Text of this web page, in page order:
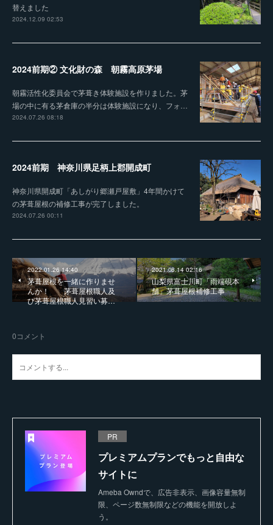
替えました
2024.12.09 02:53
2024前期② 文化財の森 朝霧高原茅場
朝霧活性化委員会で茅葺き体験施設を作りました。茅
場の中に有る茅倉庫の半分は体験施設になり、フォ…
2024.07.26 08:18
2024前期 神奈川県足柄上郡開成町
神奈川県開成町「あしがり郷瀬戸屋敷」4年間かけて
の茅葺屋根の補修工事が完了しました。
2024.07.26 00:11
2022.01.26 14:40
茅葺屋根を一緒に作りませ
んか！ 茅葺屋根職人及
び茅葺屋根職人見習い募…
2021.08.14 02:16
山梨県富士川町「雨端硯本
舗」茅葺屋根補修工事
0コメント
PR
プレミアムプランでもっと自由な
サイトに
Ameba Owndで、広告非表示、画像容量無制
限、ページ数無制限などの機能を開放しよ
う。